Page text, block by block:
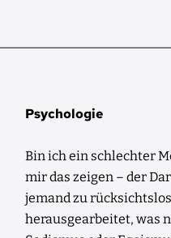
Psychologie
Bin ich ein schlechter
mir das zeigen – der
jemand zu
herausgearbeitet, was